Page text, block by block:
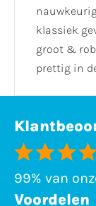
klassiek
groot &
prettig in
99% van
Voordelen